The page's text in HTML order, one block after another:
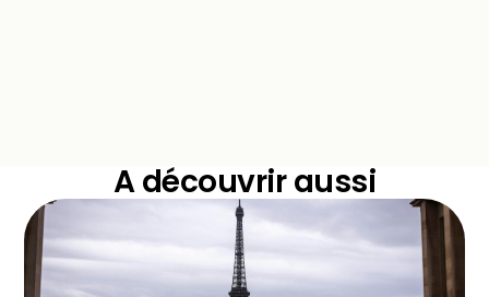
A découvrir aussi